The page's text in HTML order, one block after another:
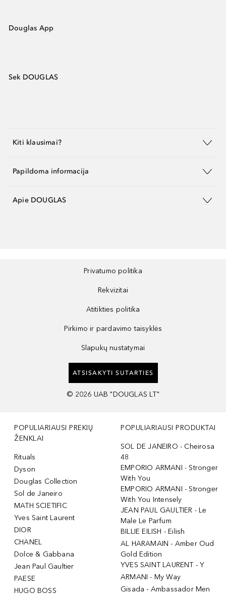
Douglas App
Sek DOUGLAS
Kiti klausimai?
Papildoma informacija
Apie DOUGLAS
Privatumo politika
Rekvizitai
Atitikties politika
Pirkimo ir pardavimo taisyklės
Slapukų nustatymai
ATSISAKYTI SUTARTIES
© 2026 UAB "DOUGLAS LT"
POPULIARIAUSI PREKIŲ
ŽENKLAI
Rituals
Dyson
Douglas Collection
Sol de Janeiro
MATH SCIETIFIC
Yves Saint Laurent
DIOR
CHANEL
Dolce & Gabbana
Jean Paul Gaultier
PAESE
HUGO BOSS
POPULIARIAUSI PRODUKTAI
SOL DE JANEIRO - Cheirosa
48
EMPORIO ARMANI - Stronger
With You
EMPORIO ARMANI - Stronger
With You Intensely
JEAN PAUL GAULTIER - Le
Male Le Parfum
BILLIE EILISH - Eilish
AL HARAMAIN - Amber Oud
Gold Edition
YVES SAINT LAURENT - Y
ARMANI - My Way
Gisada - Ambassador Men